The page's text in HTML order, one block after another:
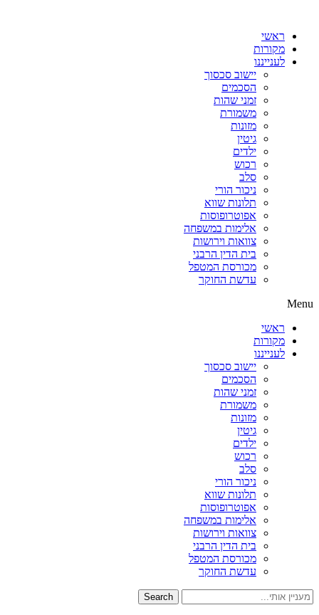
ראשי
מקורות
לענייננו
יישוב סכסוך
הסכמים
זמני שהות
משמורת
מזונות
גיטין
ילדים
רכוש
סלב
ניכור הורי
תלונות שווא
אפוטרופוסות
אלימות במשפחה
צוואות וירושות
בית הדין הרבני
מכורסת המטפל
עדשת החוקר
Menu
ראשי
מקורות
לענייננו
יישוב סכסוך
הסכמים
זמני שהות
משמורת
מזונות
גיטין
ילדים
רכוש
סלב
ניכור הורי
תלונות שווא
אפוטרופוסות
אלימות במשפחה
צוואות וירושות
בית הדין הרבני
מכורסת המטפל
עדשת החוקר
Search